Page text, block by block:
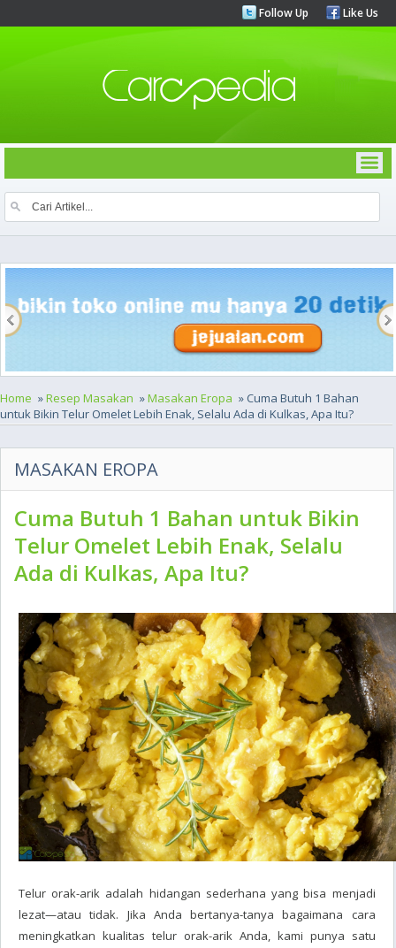
Follow Up Like Us
Home »Resep Masakan »Masakan Eropa » Cuma Butuh 1 Bahan
untuk Bikin Telur Omelet Lebih Enak, Selalu Ada di Kulkas, Apa Itu?
MASAKAN EROPA
Cuma Butuh 1 Bahan untuk Bikin
Telur Omelet Lebih Enak, Selalu
Ada di Kulkas, Apa Itu?
Telur orak-arik adalah hidangan sederhana yang bisa menjadi
lezat—atau tidak. Jika Anda bertanya-tanya bagaimana cara
meningkatkan kualitas telur orak-arik Anda, kami punya satu